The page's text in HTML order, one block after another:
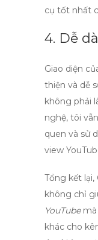
cụ tốt nhất
4. Dễ
Giao diện
thiện và dễ
không phải
nghệ, tôi
quen và sử
view
Tổng kết lại,
không chỉ
YouTubemà
khác cho